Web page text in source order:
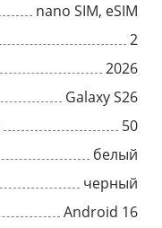
nano SIM, eSIM
2
2026
Galaxy S26
50
белый
черный
Android 16